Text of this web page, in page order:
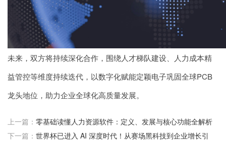
未来，双方将持续深化合作，围绕人才梯队建设、人力成本精
益管控等维度持续迭代，以数字化赋能定颖电子巩固全球PCB
龙头地位，助力企业全球化高质量发展。
上一篇： 零基础读懂人力资源软件：定义、发展与核心功能全解析
下一篇： 世界杯已进入 AI 深度时代！从赛场黑科技到企业增长引